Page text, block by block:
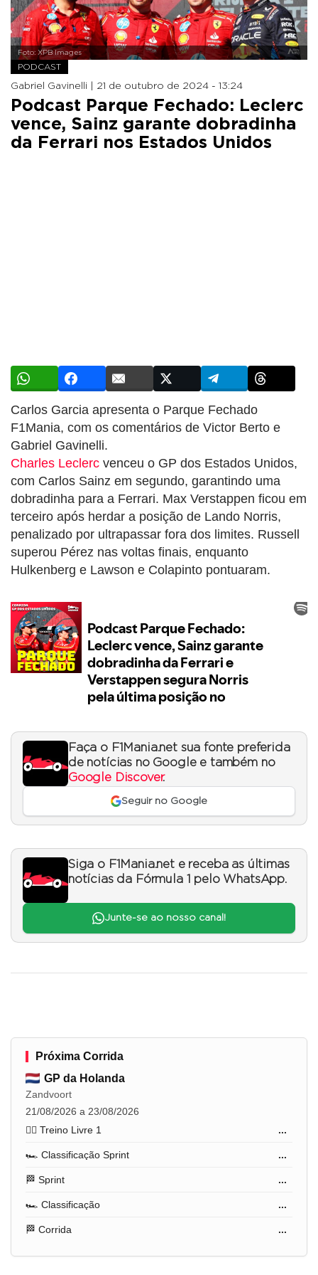
Foto: XPB Images
PODCAST
Gabriel Gavinelli | 21 de outubro de 2024 - 13:24
Podcast Parque Fechado: Leclerc
vence, Sainz garante dobradinha
da Ferrari nos Estados Unidos
Carlos Garcia apresenta o Parque Fechado
F1Mania, com os comentários de Victor Berto e
Gabriel Gavinelli.
Charles Leclerc venceu o GP dos Estados Unidos,
com Carlos Sainz em segundo, garantindo uma
dobradinha para a Ferrari. Max Verstappen ficou em
terceiro após herdar a posição de Lando Norris,
penalizado por ultrapassar fora dos limites. Russell
superou Pérez nas voltas finais, enquanto
Hulkenberg e Lawson e Colapinto pontuaram.
Faça o F1Mania.net sua fonte preferida
de notícias no Google e também no
Google Discover.
Seguir no Google
Siga o F1Mania.net e receba as últimas
notícias da Fórmula 1 pelo WhatsApp.
Junte-se ao nosso canal!
Próxima Corrida
GP da Holanda
Zandvoort
21/08/2026 a 23/08/2026
🏋️‍♂️ Treino Livre 1
...
🏎️ Classificação Sprint ...
🏁 Sprint ...
🏎️ Classificação ...
🏁 Corrida ...